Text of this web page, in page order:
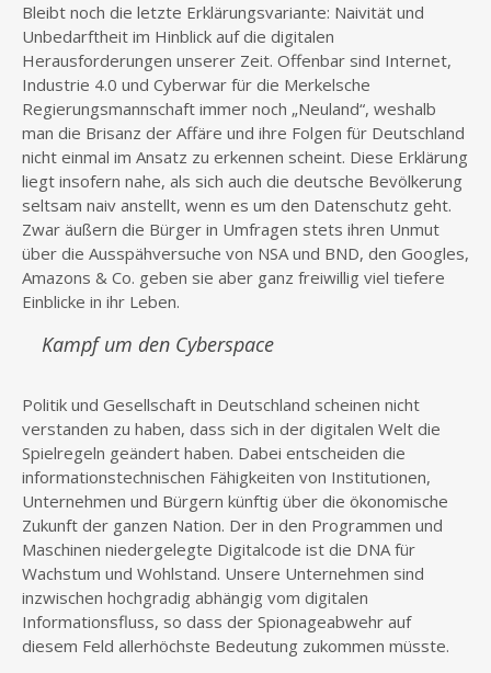
Bleibt noch die letzte Erklärungsvariante: Naivität und
Unbedarftheit im Hinblick auf die digitalen
Herausforderungen unserer Zeit. Offenbar sind Internet,
Industrie 4.0 und Cyberwar für die Merkelsche
Regierungsmannschaft immer noch „Neuland“, weshalb
man die Brisanz der Affäre und ihre Folgen für Deutschland
nicht einmal im Ansatz zu erkennen scheint. Diese Erklärung
liegt insofern nahe, als sich auch die deutsche Bevölkerung
seltsam naiv anstellt, wenn es um den Datenschutz geht.
Zwar äußern die Bürger in Umfragen stets ihren Unmut
über die Ausspähversuche von NSA und BND, den Googles,
Amazons & Co. geben sie aber ganz freiwillig viel tiefere
Einblicke in ihr Leben.
Kampf um den Cyberspace
Politik und Gesellschaft in Deutschland scheinen nicht
verstanden zu haben, dass sich in der digitalen Welt die
Spielregeln geändert haben. Dabei entscheiden die
informationstechnischen Fähigkeiten von Institutionen,
Unternehmen und Bürgern künftig über die ökonomische
Zukunft der ganzen Nation. Der in den Programmen und
Maschinen niedergelegte Digitalcode ist die DNA für
Wachstum und Wohlstand. Unsere Unternehmen sind
inzwischen hochgradig abhängig vom digitalen
Informationsfluss, so dass der Spionageabwehr auf
diesem Feld allerhöchste Bedeutung zukommen müsste.